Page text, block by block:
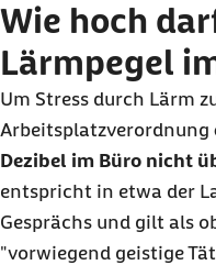
Wie hoch
Lärmpegel
Um Stress durch Lärm
Arbeitsplatzverordnung
Dezibel im Büro nicht
entspricht in etwa der
Gesprächs und gilt als
"vorwiegend geistige